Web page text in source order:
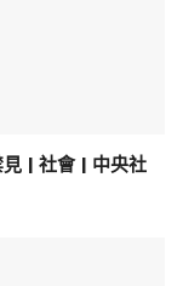
| 社會 | 中央社